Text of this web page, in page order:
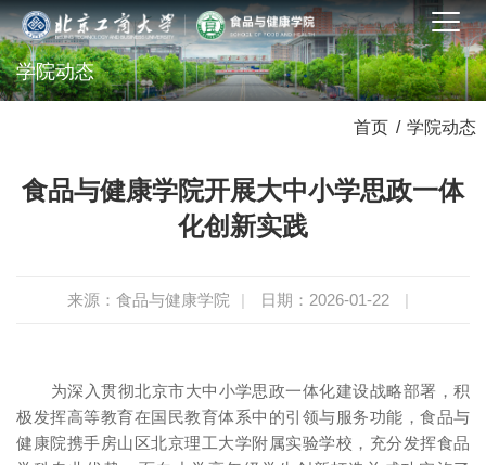
学院动态
首页 / 学院动态
食品与健康学院开展大中小学思政一体
化创新实践
来源：食品与健康学院 | 日期：2026-01-22 |
为深入贯彻北京市大中小学思政一体化建设战略部署，积
极发挥高等教育在国民教育体系中的引领与服务功能，食品与
健康院携手房山区北京理工大学附属实验学校，充分发挥食品